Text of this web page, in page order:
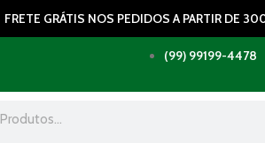
FRETE GRÁTIS NOS PEDIDOS A PARTIR DE
(99) 99199-4478